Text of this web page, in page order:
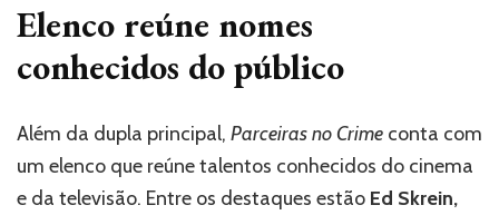
Elenco reúne nomes
conhecidos do público
Além da dupla principal, Parceiras no Crime conta com
um elenco que reúne talentos conhecidos do cinema
e da televisão. Entre os destaques estão Ed Skrein,